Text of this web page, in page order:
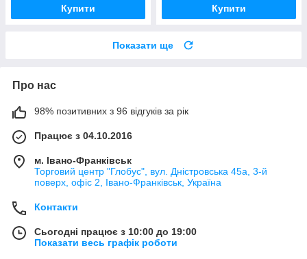
Купити Купити
Показати ще
Про нас
98% позитивних з 96 відгуків за рік
Працює з 04.10.2016
м. Івано-Франківськ
Торговий центр "Глобус", вул. Дністровська 45а, 3-й
поверх, офіс 2, Івано-Франківськ, Україна
Контакти
Сьогодні працює з 10:00 до 19:00
Показати весь графік роботи